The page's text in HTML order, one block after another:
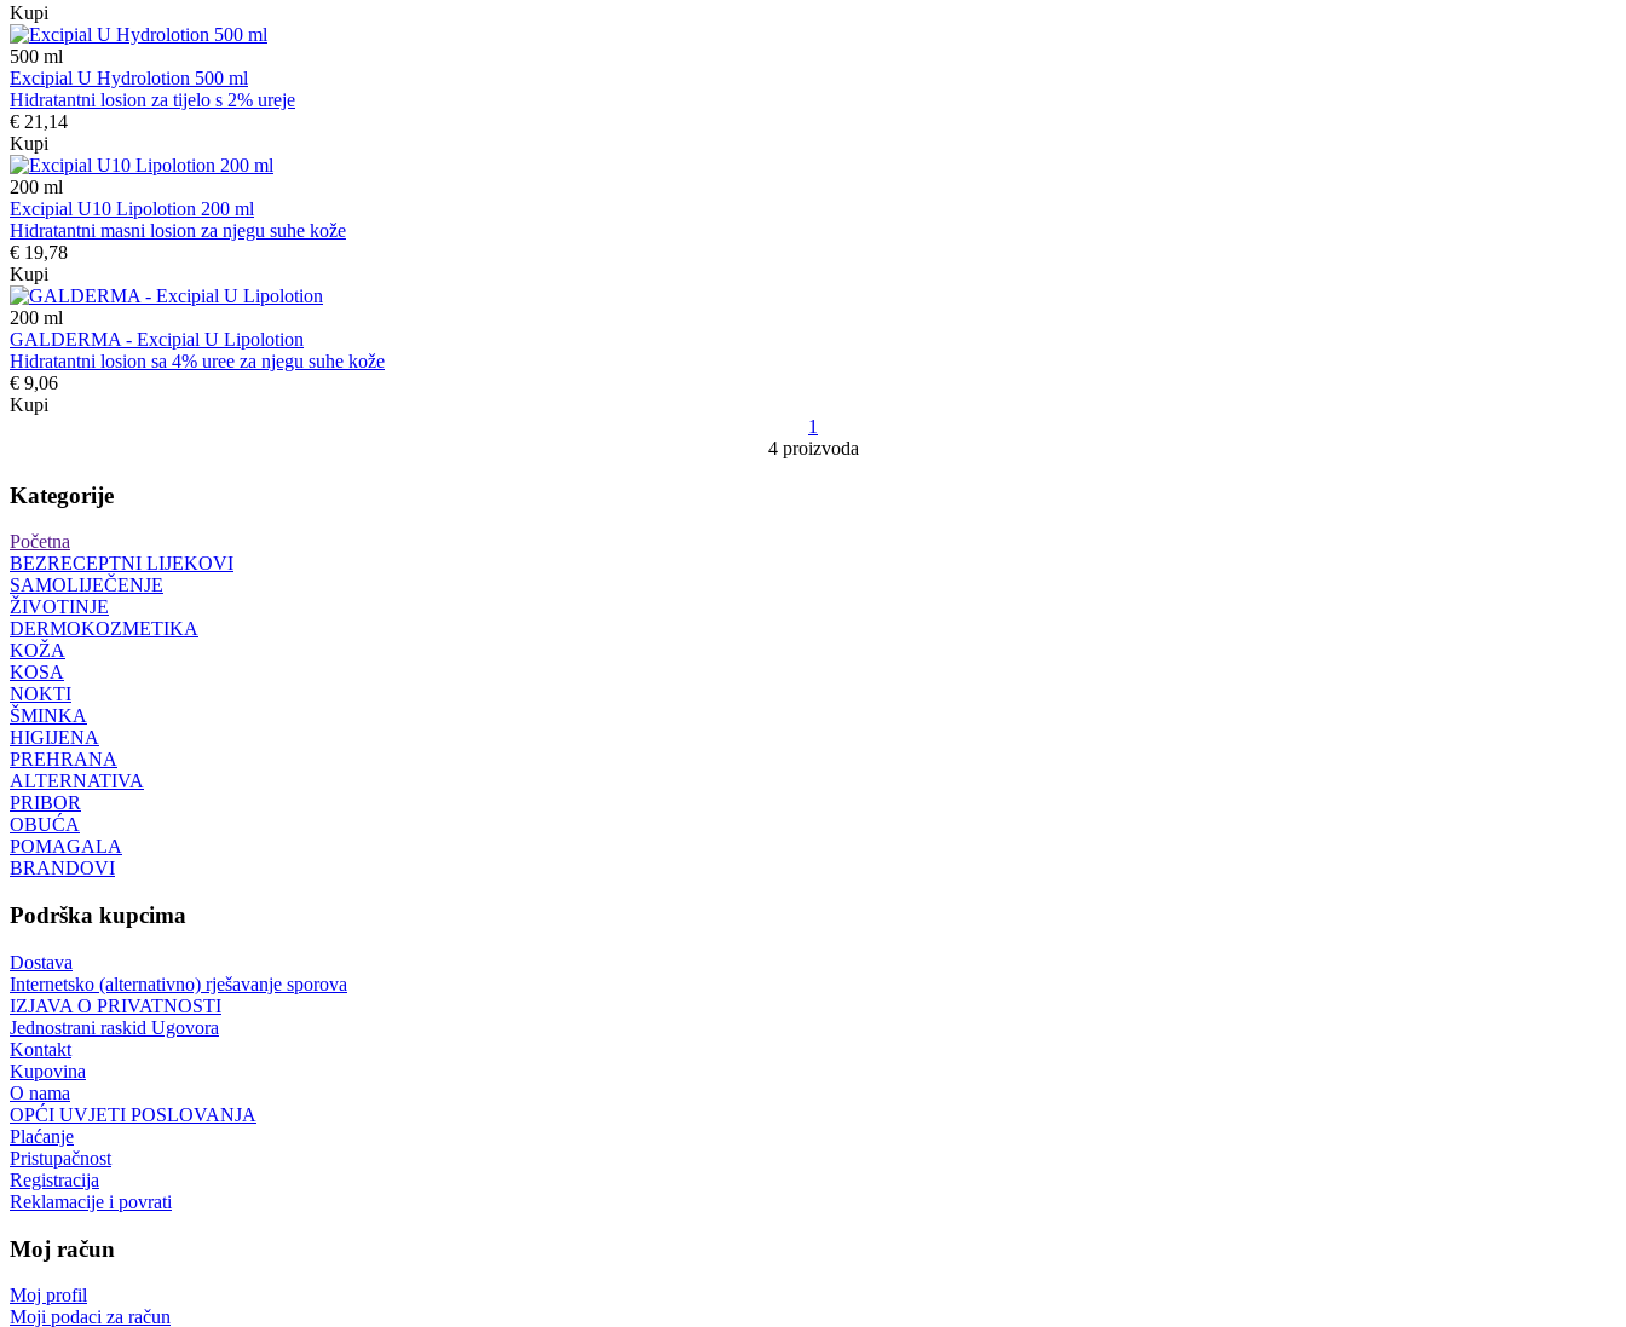
Kupi
500 ml
Excipial U Hydrolotion 500 ml
Hidratantni losion za tijelo s 2% ureje
€ 21,14
Kupi
200 ml
Excipial U10 Lipolotion 200 ml
Hidratantni masni losion za njegu suhe kože
€ 19,78
Kupi
200 ml
GALDERMA - Excipial U Lipolotion
Hidratantni losion sa 4% uree za njegu suhe kože
€ 9,06
Kupi
1
4 proizvoda
Kategorije
Početna
BEZRECEPTNI LIJEKOVI
SAMOLIJEČENJE
ŽIVOTINJE
DERMOKOZMETIKA
KOŽA
KOSA
NOKTI
ŠMINKA
HIGIJENA
PREHRANA
ALTERNATIVA
PRIBOR
OBUĆA
POMAGALA
BRANDOVI
Podrška kupcima
Dostava
Internetsko (alternativno) rješavanje sporova
IZJAVA O PRIVATNOSTI
Jednostrani raskid Ugovora
Kontakt
Kupovina
O nama
OPĆI UVJETI POSLOVANJA
Plaćanje
Pristupačnost
Registracija
Reklamacije i povrati
Moj račun
Moj profil
Moji podaci za račun